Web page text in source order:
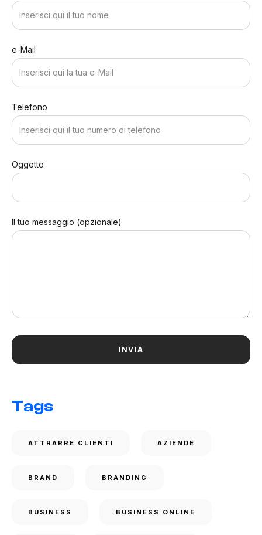
e-Mail
Telefono
Oggetto
Il tuo messaggio (opzionale)
Tags
ATTRARRE CLIENTI AZIENDE
BRAND BRANDING
BUSINESS BUSINESS ONLINE